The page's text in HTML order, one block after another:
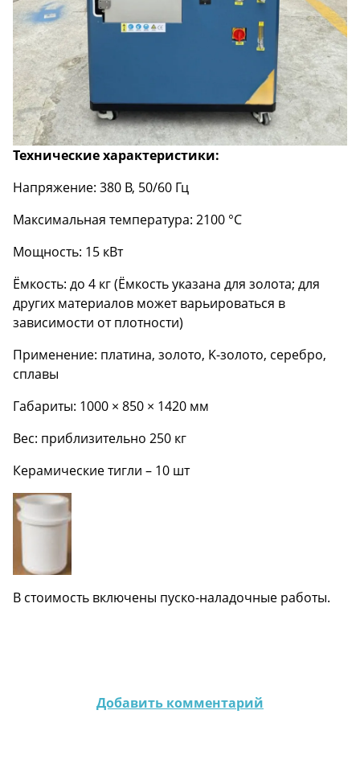
Технические характеристики:
Напряжение: 380 В, 50/60 Гц
Максимальная температура: 2100 °C
Мощность: 15 кВт
Ёмкость: до 4 кг (Ёмкость указана для золота; для
других материалов может варьироваться в
зависимости от плотности)
Применение: платина, золото, K-золото, серебро,
сплавы
Габариты: 1000 × 850 × 1420 мм
Вес: приблизительно 250 кг
Керамические тигли – 10 шт
В стоимость включены пуско-наладочные работы.
Добавить комментарий